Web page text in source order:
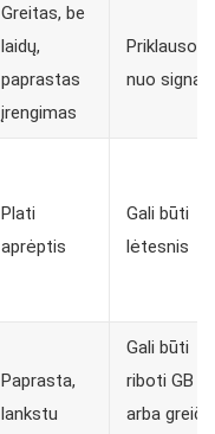
Greitas, be
laidų,
paprastas
įrengimas
Priklauso
nuo signalo
Plati
aprėptis
Gali būti
lėtesnis
Paprasta,
lankstu
Gali būti
riboti GB
arba